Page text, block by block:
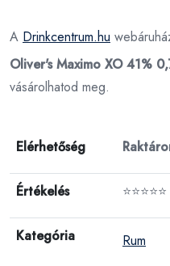
A Drinkcentrum.hu
Oliver's Maximo XO 41%
vásárolhatod meg.
Elérhetőség
Értékelés ⭐⭐⭐⭐⭐
Kategória Rum